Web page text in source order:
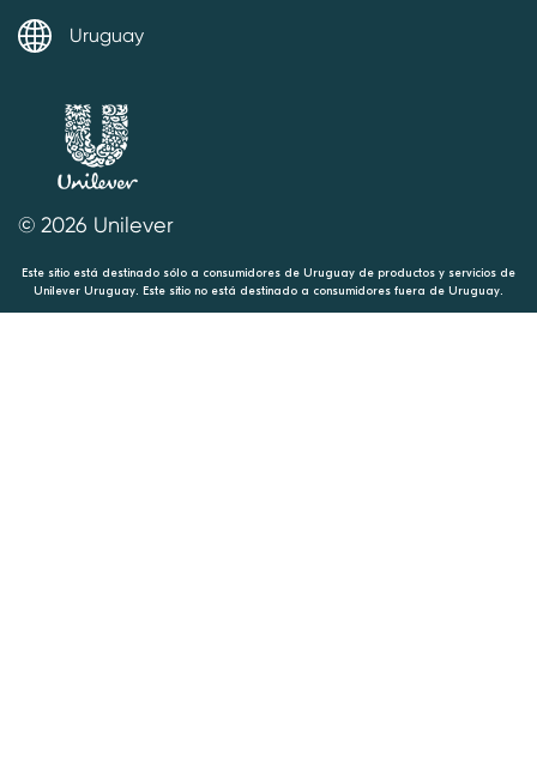
Uruguay
© 2026 Unilever
Este sitio está destinado sólo a consumidores de Uruguay de productos y servicios de
Unilever Uruguay. Este sitio no está destinado a consumidores fuera de Uruguay.